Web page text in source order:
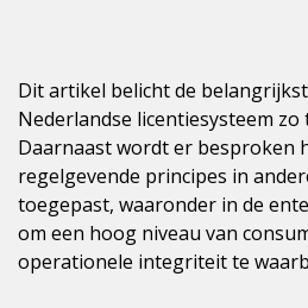
Dit artikel belicht de
Nederlandse licentiesysteem
Daarnaast wordt er besproken
regelgevende principes in
toegepast, waaronder in de
om een hoog niveau van
operationele integriteit te